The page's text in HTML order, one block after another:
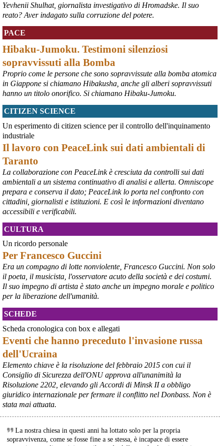
@peacelink - 9/8/2026 10:50
Ricordare Nagasaki: 9 agosto
peacelink.it/calendario/event.
#Nagasaki
Oggi, 9 agosto, si celebra la Giornata internazionale dei popoli
indigeni, istituita dall'ONU nel 1994 per valorizzare il contributo
unico che essi danno alla diversità umana e promuovere la
protezione dei loro diritti umani e territoriali.
Dare visibilità ai gravi problemi che gli oltre 476 milioni di indigeni
devono affrontare a causa delle azioni predatorie altrui è
necessario per il loro futuro.
Survival International info@survival.it
#dirittiglobali #dirittiumani
@peacelink
9/8/2026 10:46
Da Luisa Morgantini, presidente di AssopacePalestina (per contatti:
lmorgantiniassopace@gmail.com)
A Supino, in provincia di Frosinone, al centro di AssopacePalestina
"Bab el Sham" (la  porta del sole), dal 16 al 23 agosto 2026, 60
studentesse e studenti di Gaza, che hanno avuto scholarship da
diverse Universita' italiane, si incontreranno per conoscersi,
scambiare idee, essere di reciproco aiuto, per condividere la loro
situazione, i bisogni e le necessita'.
#dirittiglobali #Palestina
@peacelink -
Ivrea, 232° Presidio per la Pace di Sabato 8° agosto 2026 - Report
fotografico
#pace #pcknews #Ivrea
Yevhenii Shulhat, giornalista investigativo di Hromadske. Il suo
reato? Aver indagato sulla corruzione del potere.
PACE
Hibaku-Jumoku. Testimoni silenziosi
sopravvissuti alla Bomba
Proprio come le persone che sono sopravvissute alla bomba atomica
in Giappone si chiamano Hibakusha, anche gli alberi sopravvissuti
hanno un titolo onorifico. Si chiamano Hibaku-Jumoku.
CITIZEN SCIENCE
Un esperimento di citizen science per il controllo dell'inquinamento
industriale
Il lavoro con PeaceLink sui dati ambientali di
Taranto
La collaborazione con PeaceLink è cresciuta da controlli sui dati
ambientali a un sistema continuativo di analisi e allerta. Omniscope
prepara e conserva il dato; PeaceLink lo porta nel confronto con
cittadini, giornalisti e istituzioni. E così le informazioni diventano
accessibili e verificabili.
CULTURA
Un ricordo personale
Per Francesco Guccini
Era un compagno di lotte nonviolente, Francesco Guccini. Non solo
il poeta, il musicista, l'osservatore acuto della società e dei costumi.
Il suo impegno di artista è stato anche un impegno morale e politico
per la liberazione dell'umanità.
SCHEDE
Scheda cronologica con box e allegati
Eventi che hanno preceduto l'invasione russa
dell'Ucraina
Elemento chiave è la risoluzione del febbraio 2015 con cui il
Consiglio di Sicurezza dell'ONU approva all'unanimità la
Risoluzione 2202, elevando gli Accordi di Minsk II a obbligo
giuridico internazionale per fermare il conflitto nel Donbass. Non è
stata mai attuata.
La nostra chiesa in questi anni ha lottato solo per la propria
sopravvivenza, come se fosse fine a se stessa, è incapace di essere